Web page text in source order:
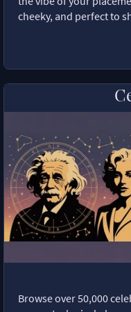
cheeky, and perfect to
Browse over 50,000